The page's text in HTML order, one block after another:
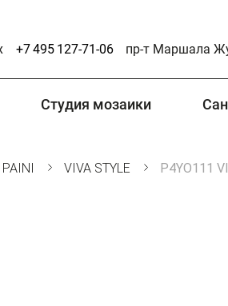
+7 495 127-71-06 пр-т Маршала
Студия мозаики
PAINI VIVA STYLE P4YO111